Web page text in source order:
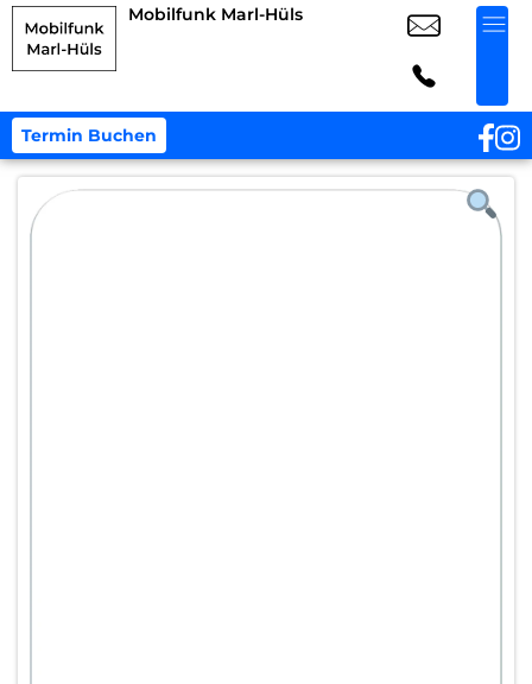
Mobilfunk Marl-Hüls
Termin Buchen